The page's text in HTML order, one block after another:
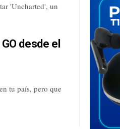
'Uncharted', un
desde el
tu país, pero que